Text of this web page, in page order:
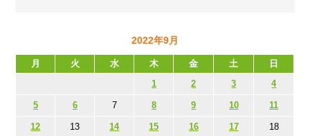
2022年9月
月 火 水 木 金 土
日
1
2 3 4
5 6 7 8 9 10 11
12 13 14 15 16 17 18